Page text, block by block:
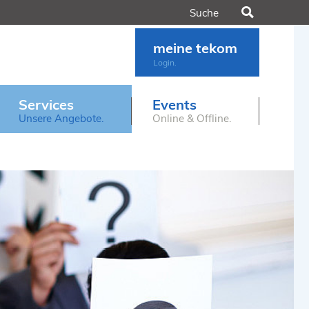
Services
Unsere Angebote.
Events
Online & Offline.
meine tekom
Login.